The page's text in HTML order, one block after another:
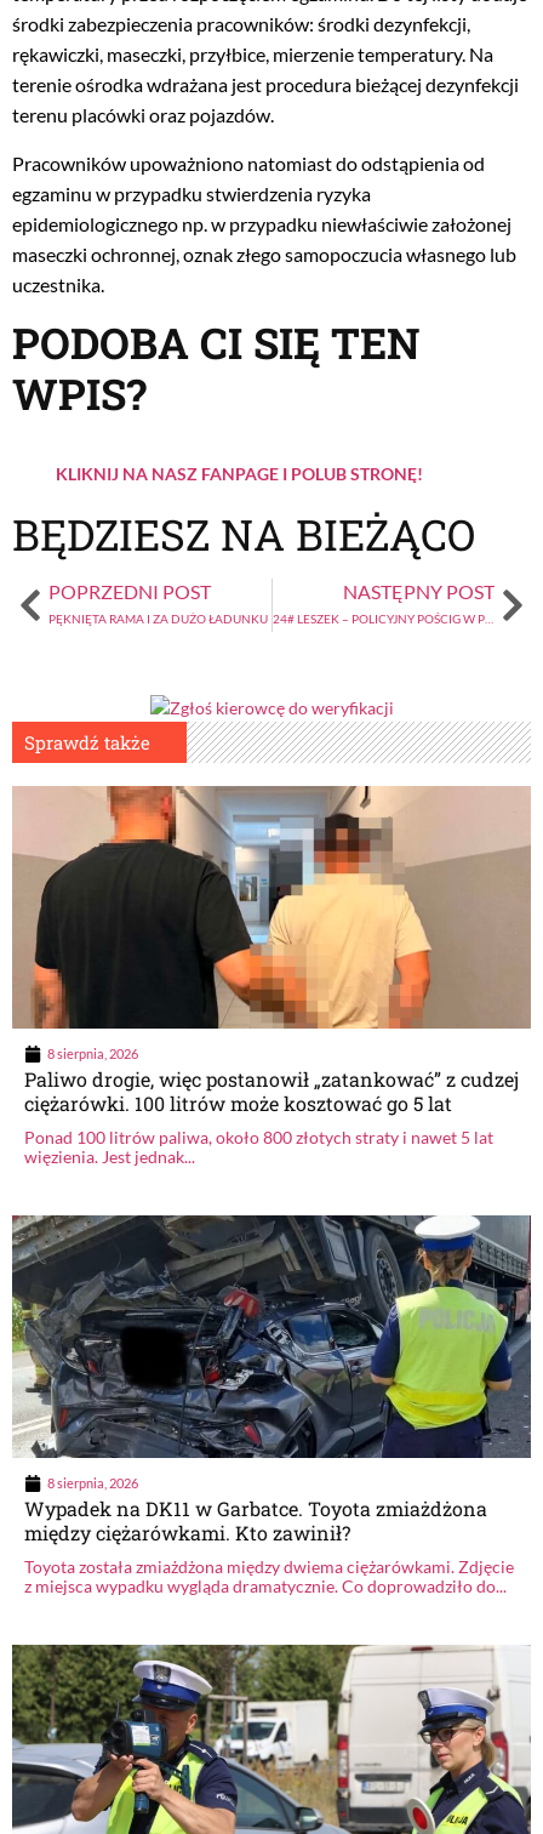
środki zabezpieczenia pracowników: środki dezynfekcji,
rękawiczki, maseczki, przyłbice, mierzenie temperatury. Na
terenie ośrodka wdrażana jest procedura bieżącej dezynfekcji
terenu placówki oraz pojazdów.
Pracowników upoważniono natomiast do odstąpienia od
egzaminu w przypadku stwierdzenia ryzyka
epidemiologicznego np. w przypadku niewłaściwie założonej
maseczki ochronnej, oznak złego samopoczucia własnego lub
uczestnika.
PODOBA CI SIĘ TEN
WPIS?
KLIKNIJ NA NASZ FANPAGE I POLUB STRONĘ!
BĘDZIESZ NA BIEŻĄCO
POPRZEDNI POST
PĘKNIĘTA RAMA I ZA DUŻO ŁADUNKU
NASTĘPNY POST
24# LESZEK – POLICYJNY POŚCIG W PIŻAMIE (3-ost.)
Sprawdź także
8 sierpnia, 2026
Paliwo drogie, więc postanowił „zatankować” z cudzej
ciężarówki. 100 litrów może kosztować go 5 lat
Ponad 100 litrów paliwa, około 800 złotych straty i nawet 5 lat
więzienia. Jest jednak...
8 sierpnia, 2026
Wypadek na DK11 w Garbatce. Toyota zmiażdżona
między ciężarówkami. Kto zawinił?
Toyota została zmiażdżona między dwiema ciężarówkami. Zdjęcie
z miejsca wypadku wygląda dramatycznie. Co doprowadziło do...